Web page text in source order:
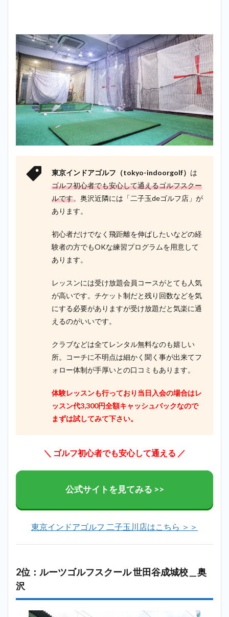
京イ
ンド
アゴ
ルフ
二子
玉川
店が
最も
おす
め！
4
め
東京インドアゴルフ（tokyo-indoorgolf） は
ゴルフ初心者でも安心して通えるゴルフスクー
ルです。奥沢近隣には「二子玉deゴルフ店」が
あります。
初心者だけでなく飛距離を伸ばしたいなどの経
験者の方でもOKな練習プログラムを用意して
あります。
レッスンには受け放題会員コースがとても人気
が高いです。チケット制だと残り回数などを気
にする必要がありますが受け放題だと気楽に通
えるのがいいです。
クラブなどは全てレンタル無料なのも嬉しい
所。コーチに不明点は細かく聞く事が出来てフ
ォロー体制が手厚いとの口コミもあります。
体験レッスンも行っており当日入会の場合はレ
ッスン代3,300円全額キャッシュバックなので
まずは試してみて下さい。
＼ ゴルフ初心者でも安心して通える ／
公式サイトを見てみる >>
東京インドアゴルフ 二子玉川店はこちら ＞＞
2位：ルーツゴルフスクール 世田谷成城校＿奥
沢